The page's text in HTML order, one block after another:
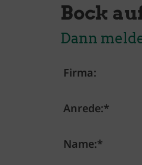
Bock
Dann
Firma:
Anrede:*
Name:*